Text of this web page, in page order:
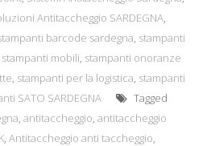
Antitaccheggio SARDEGNA,
barcode sardegna, stampanti
stampanti mobili, stampanti onoranze
, stampanti per la logistica, stampanti
SATO SARDEGNA
Tagged
, antitaccheggio, antitaccheggio
, Antitaccheggio anti taccheggio,